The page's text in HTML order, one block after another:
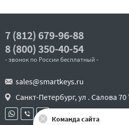
7 (812) 679-96-88
8 (800) 350-40-54
- звонок по России бесплатный -
sales@smartkeys.ru
Санкт-Петербург, ул . Салова
Команда сайта